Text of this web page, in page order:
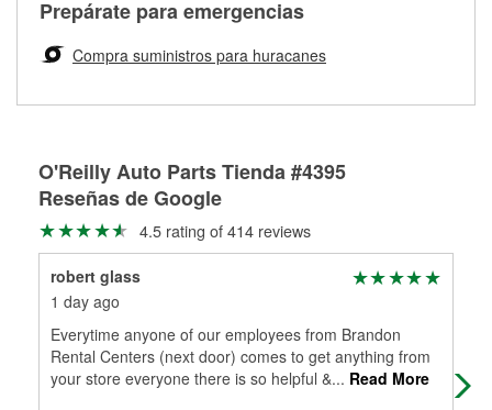
Herramientas de O'Reilly
pueden ser reutilizados, podemos ayudarte a encontrar las
partes de reemplazo correctas para tu reparación.
averiada o determina los acoplamientos y la longitud
adecuados para que te construyamos una nueva. O'Reilly
Auto Parts tiene las mangueras y los acoples adecuados
agrícola o de construcción.
hidráulicas a la medida en tu tienda local
Prepárate para emergencias
Compra suministros para huracanes
O'Reilly Auto Parts Tienda #4395
Reseñas de Google
4.5 rating of 414 reviews
robert glass
1 day ago
Everytime anyone of our employees from Brandon
Rental Centers (next door) comes to get anything from
your store everyone there is so helpful &... Read More